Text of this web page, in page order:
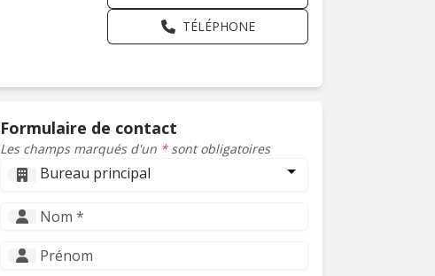
TÉLÉPHONE
Formulaire de contact
Les champs marqués d'un *sont obligatoires
Bureau principal